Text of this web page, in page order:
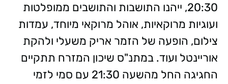
20:30, ייהנו התושבות והתושבים ממופלטות
ועוגיות מרוקאיות, אוהל מרוקאי מיוחד, עמדות
צילום, הופעה של הזמר אריק משעלי ולהקת
אוריינטל ועוד. במתנ"ס שיכון המזרח תתקיים
החגיגה החל מהשעה 21:30 עם סמי לזמי